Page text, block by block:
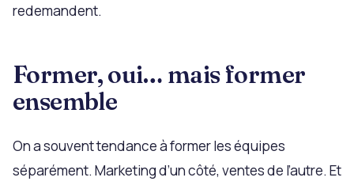
redemandent.
Former, oui… mais former
ensemble
On a souvent tendance à former les équipes
séparément. Marketing d’un côté, ventes de l’autre. Et